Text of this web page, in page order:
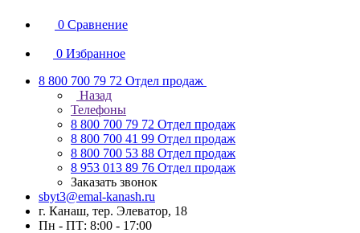
0 Сравнение
0 Избранное
8 800 700 79 72 Отдел продаж
Назад
Телефоны
8 800 700 79 72 Отдел продаж
8 800 700 41 99 Отдел продаж
8 800 700 53 88 Отдел продаж
8 953 013 89 76 Отдел продаж
Заказать звонок
sbyt3@emal-kanash.ru
г. Канаш, тер. Элеватор, 18
Пн - ПТ: 8:00 - 17:00